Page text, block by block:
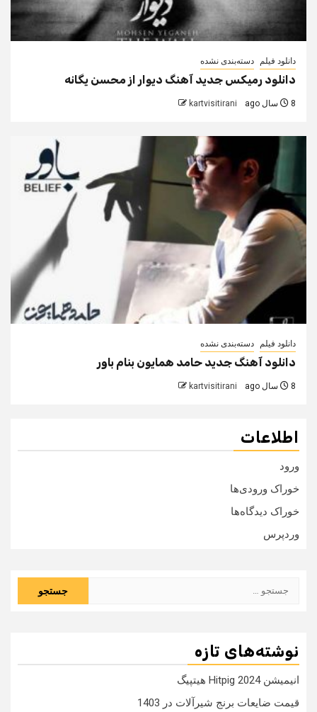
دانلود فیلم دسته‌بندی نشده
دانلود رمیکس جدید آهنگ دیوار از محسن یگانه
8 سال ago kartvisitirani
دانلود فیلم دسته‌بندی نشده
دانلود آهنگ جدید حامد همایون بنام باور
8 سال ago kartvisitirani
اطلاعات
ورود
خوراک ورودی‌ها
خوراک دیدگاه‌ها
وردپرس
نوشته‌های تازه
انیمیشن Hitpig 2024 هیتپیگ
قیمت ضایعات برنج شیرآلات در 1403